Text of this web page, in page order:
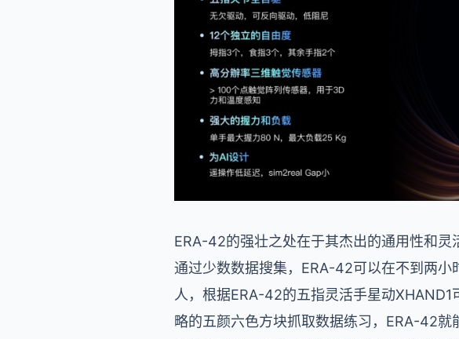
ERA-42的强壮之处在于其杰出的通用性和灵
通过少数数据搜集，ERA-42可以在不到两
人，根据ERA-42的五指灵活手星动
略的五颜六色方块抓取数据练习，ERA-42